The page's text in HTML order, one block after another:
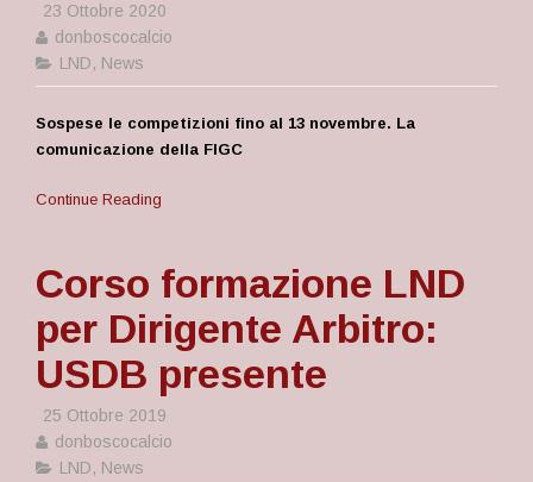
23 Ottobre 2020
donboscocalcio
LND, News
Sospese le competizioni fino al 13 novembre. La
comunicazione della FIGC
Continue Reading
Corso formazione LND
per Dirigente Arbitro:
USDB presente
25 Ottobre 2019
donboscocalcio
LND, News